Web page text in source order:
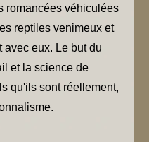
romancées véhiculées
reptiles venimeux et
avec eux. Le but du
et la science de
qu'ils sont réellement,